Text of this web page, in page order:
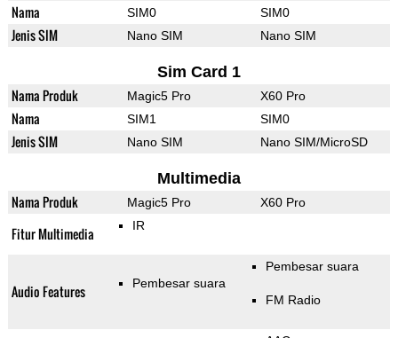
Nama SIM0 SIM0
Jenis SIM Nano SIM Nano SIM
Sim Card 1
Nama Produk Magic5 Pro X60 Pro
Nama SIM1 SIM0
Jenis SIM Nano SIM Nano SIM/MicroSD
Multimedia
Nama Produk Magic5 Pro X60 Pro
Fitur Multimedia IR
Audio Features Pembesar suara
Pembesar suara
FM Radio